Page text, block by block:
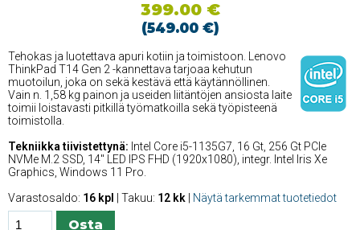
399.00 €
(549.00 €)
Tehokas ja luotettava apuri kotiin ja toimistoon. Lenovo
ThinkPad T14 Gen 2 -kannettava tarjoaa kehutun
muotoilun, joka on sekä kestävä että käytännöllinen.
Vain n. 1,58 kg painon ja useiden liitäntöjen ansiosta laite
toimii loistavasti pitkillä työmatkoilla sekä työpisteenä
toimistolla.
Tekniikka tiivistettynä: Intel Core i5-1135G7, 16 Gt, 256 Gt PCIe
NVMe M.2 SSD, 14'' LED IPS FHD (1920x1080), integr. Intel Iris Xe
Graphics, Windows 11 Pro.
Varastosaldo: 16 kpl | Takuu: 12 kk Näytä tarkemmat tuotetiedot